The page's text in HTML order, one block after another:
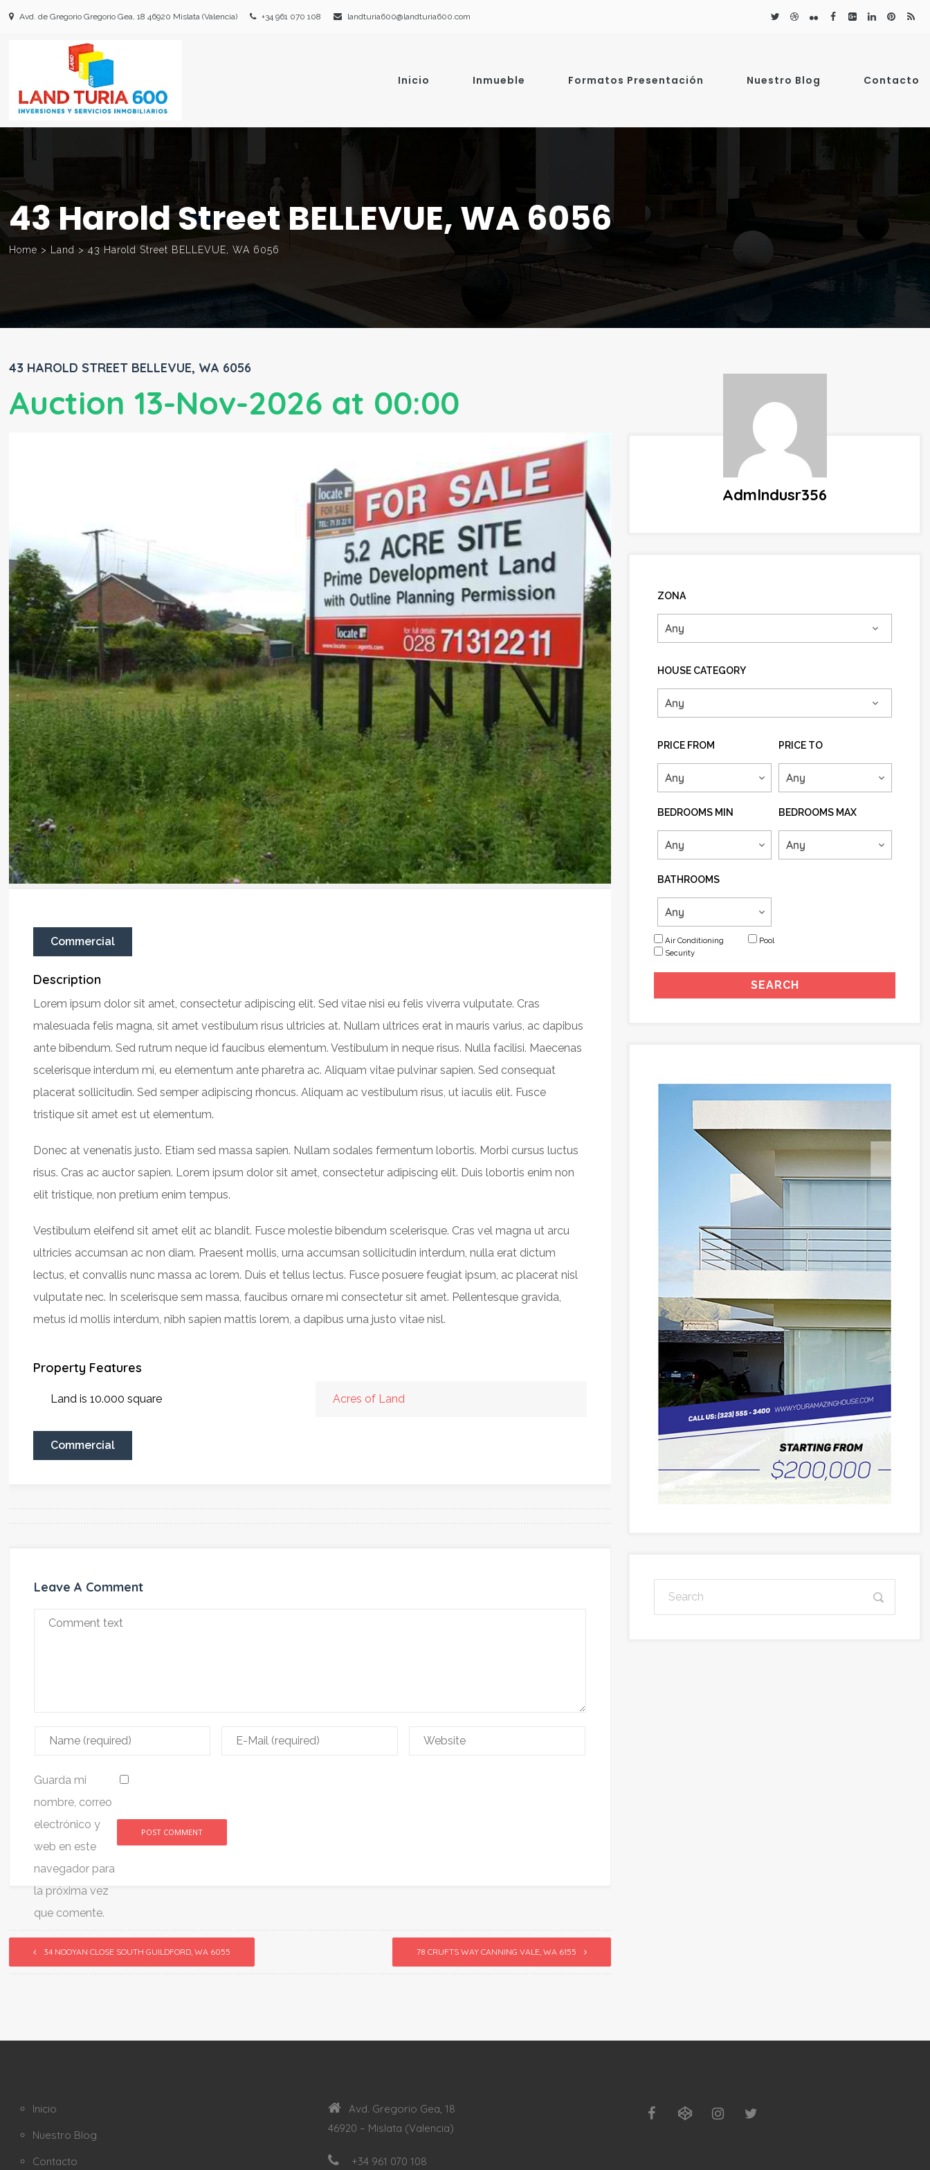
Avd. de Gregorio Gregorio Gea, 18 46920 Mislata (Valencia) +34 961 070 108 landturia600@landturia600.com
Inicio Inmueble Formatos Presentación Nuestro Blog Contacto
43 Harold Street BELLEVUE, WA 6056
Home > Land >43 Harold Street BELLEVUE, WA 6056
43 HAROLD STREET BELLEVUE, WA 6056
Auction 13-Nov-2026 at 00:00
Commercial
Description
Lorem ipsum dolor sit amet, consectetur adipiscing elit. Sed vitae nisi eu felis viverra vulputate. Cras
malesuada felis magna, sit amet vestibulum risus ultricies at. Nullam ultrices erat in mauris varius, ac dapibus
ante bibendum. Sed rutrum neque id faucibus elementum. Vestibulum in neque risus. Nulla facilisi. Maecenas
scelerisque interdum mi, eu elementum ante pharetra ac. Aliquam vitae pulvinar sapien. Sed consequat
placerat sollicitudin. Sed semper adipiscing rhoncus. Aliquam ac vestibulum risus, ut iaculis elit. Fusce
tristique sit amet est ut elementum.
Donec at venenatis justo. Etiam sed massa sapien. Nullam sodales fermentum lobortis. Morbi cursus luctus
risus. Cras ac auctor sapien. Lorem ipsum dolor sit amet, consectetur adipiscing elit. Duis lobortis enim non
elit tristique, non pretium enim tempus.
Vestibulum eleifend sit amet elit ac blandit. Fusce molestie bibendum scelerisque. Cras vel magna ut arcu
ultricies accumsan ac non diam. Praesent mollis, urna accumsan sollicitudin interdum, nulla erat dictum
lectus, et convallis nunc massa ac lorem. Duis et tellus lectus. Fusce posuere feugiat ipsum, ac placerat nisl
vulputate nec. In scelerisque sem massa, faucibus ornare mi consectetur sit amet. Pellentesque gravida,
metus id mollis interdum, nibh sapien mattis lorem, a dapibus urna justo vitae nisl.
Property Features
Land is 10.000 square Acres of Land
Commercial
Leave A Comment
Guarda mi
nombre, correo
electrónico y
web en este
navegador para
la próxima vez
que comente.
34 NOOYAN CLOSE SOUTH GUILDFORD, WA 6055 78 CRUFTS WAY CANNING VALE, WA 6155
Admlndusr356
ZONA
HOUSE CATEGORY
PRICE FROM PRICE TO
BEDROOMS MIN BEDROOMS MAX
BATHROOMS
Air Conditioning
Pool
Security
Inicio
Nuestro Blog
Contacto
Avd. Gregorio Gea, 18
46920 – Mislata (Valencia)
+34 961 070 108